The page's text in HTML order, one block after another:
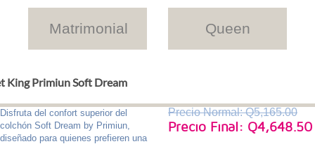
Matrimonial Queen
King Primiun Soft Dream
Disfruta del confort superior del
colchón Soft Dream by Primiun,
diseñado para quienes prefieren una
Precio Normal: Q5,165.00
Precio Final: Q4,648.50